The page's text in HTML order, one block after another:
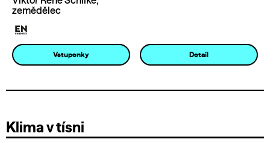
zemědělec
Vstupenky Detail
Klima v tísni